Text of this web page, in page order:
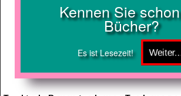
Kennen Sie
Bücher?
Es ist Lesezeit!